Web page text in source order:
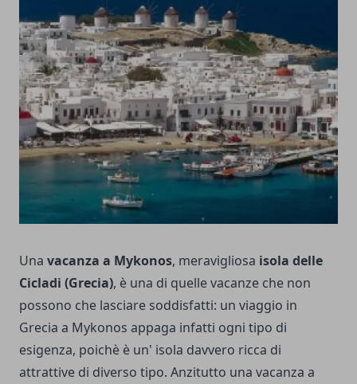
Una vacanza a Mykonos, meravigliosa isola delle
Cicladi (Grecia), è una di quelle vacanze che non
possono che lasciare soddisfatti: un viaggio in
Grecia a Mykonos appaga infatti ogni tipo di
esigenza, poichè è un' isola davvero ricca di
attrattive di diverso tipo. Anzitutto una vacanza a